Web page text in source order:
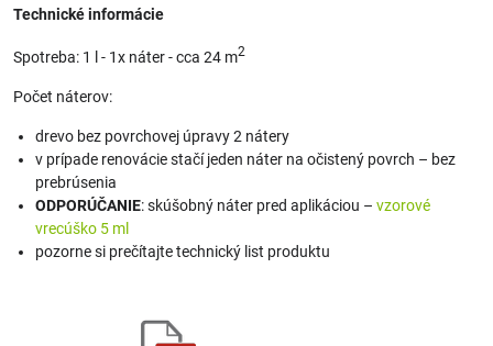
Technické informácie
Spotreba: 1 l - 1x náter - cca 24 m2
Počet náterov:
drevo bez povrchovej úpravy 2 nátery
v prípade renovácie stačí jeden náter na očistený povrch – bez
prebrúsenia
ODPORÚČANIE: skúšobný náter pred aplikáciou – vzorové
vrecúško 5 ml
pozorne si prečítajte technický list produktu